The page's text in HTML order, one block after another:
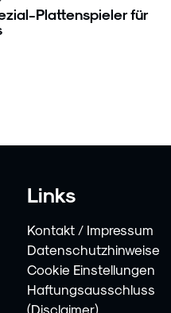
Plattenspieler für
Links
Kontakt / Impressum
Datenschutzhinweise
Cookie Einstellungen
Haftungsausschluss
(Disclaimer)